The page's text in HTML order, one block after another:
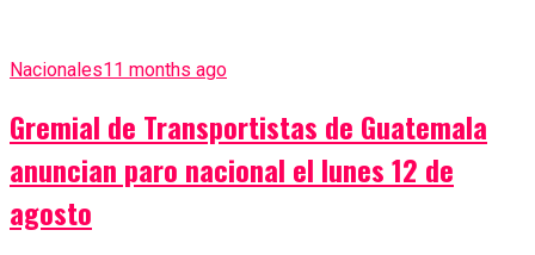
Nacionales11 months ago
Gremial de Transportistas de Guatemala
anuncian paro nacional el lunes 12 de
agosto